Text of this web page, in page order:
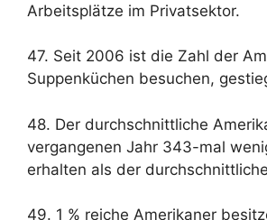
Arbeitsplätze im Privatsektor.
47. Seit 2006 ist die Zahl der
Suppenküchen besuchen,
48. Der durchschnittliche
vergangenen Jahr 343-mal
erhalten als der
49. 1 % reiche Amerikaner